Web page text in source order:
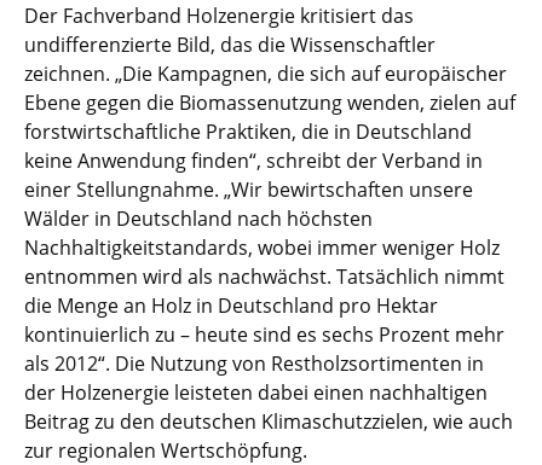
Der Fachverband Holzenergie kritisiert das
undifferenzierte Bild, das die Wissenschaftler
zeichnen. „Die Kampagnen, die sich auf europäischer
Ebene gegen die Biomassenutzung wenden, zielen auf
forstwirtschaftliche Praktiken, die in Deutschland
keine Anwendung finden“, schreibt der Verband in
einer Stellungnahme. „Wir bewirtschaften unsere
Wälder in Deutschland nach höchsten
Nachhaltigkeitstandards, wobei immer weniger Holz
entnommen wird als nachwächst. Tatsächlich nimmt
die Menge an Holz in Deutschland pro Hektar
kontinuierlich zu – heute sind es sechs Prozent mehr
als 2012“. Die Nutzung von Restholzsortimenten in
der Holzenergie leisteten dabei einen nachhaltigen
Beitrag zu den deutschen Klimaschutzzielen, wie auch
zur regionalen Wertschöpfung.